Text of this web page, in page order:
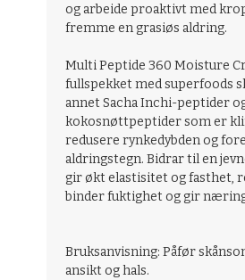
og arbeide proaktivt med
fremme en grasiøs aldring.
Multi Peptide 360 Moisture
fullspekket med superfoods
annet Sacha Inchi-peptider
kokosnøttpeptider som er
redusere rynkedybden og
aldringstegn. Bidrar til en
gir økt elastisitet og fasthet,
binder fuktighet og gir
Bruksanvisning: Påfør
ansikt og hals.